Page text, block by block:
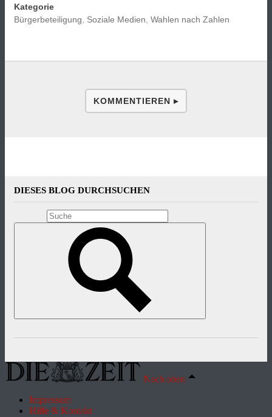
Kategorie
Bürgerbeteiligung, Soziale Medien, Wahlen nach Zahlen
KOMMENTIEREN ▸
DIESES BLOG DURCHSUCHEN
Nach oben
Impressum
Hilfe & Kontakt